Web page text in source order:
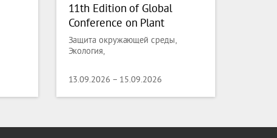
11th Edition of Global
Conference on Plant
Science and Molecular
Biology
Защита окружающей среды,
Экология,
13.09.2026 – 15.09.2026